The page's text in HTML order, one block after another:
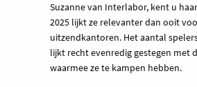
Suzanne van Interlabor, kent u
2025 lijkt ze relevanter dan ooit
uitzendkantoren. Het aantal
lijkt recht evenredig gestegen met
waarmee ze te kampen hebben.